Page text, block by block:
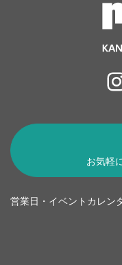
お気軽
営業日・イベントカレン